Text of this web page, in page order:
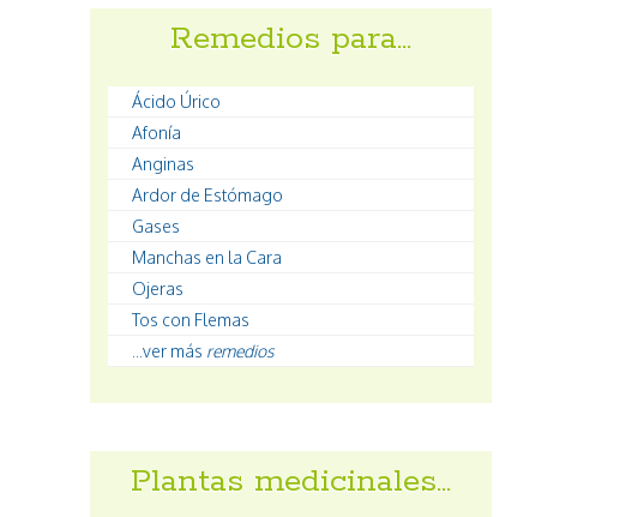
Remedios para…
Ácido Úrico
Afonía
Anginas
Ardor de Estómago
Gases
Manchas en la Cara
Ojeras
Tos con Flemas
...ver más remedios
Plantas medicinales…